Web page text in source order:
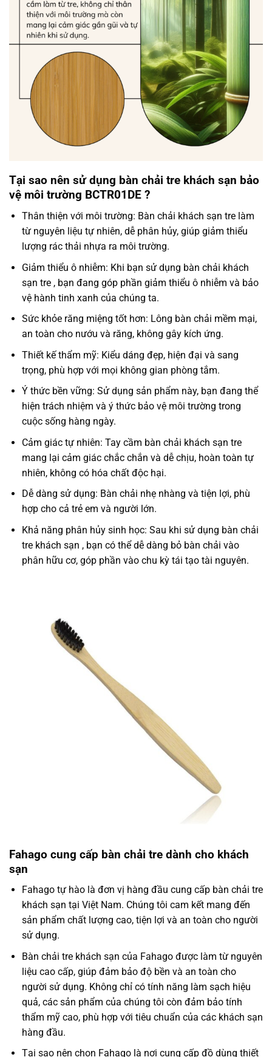
Tại sao nên sử dụng bàn chải tre khách sạn bảo
vệ môi trường BCTR01DE ?
Thân thiện với môi trường: Bàn chải khách sạn tre làm
từ nguyên liệu tự nhiên, dễ phân hủy, giúp giảm thiểu
lượng rác thải nhựa ra môi trường.
Giảm thiểu ô nhiễm: Khi bạn sử dụng bàn chải khách
sạn tre , bạn đang góp phần giảm thiểu ô nhiễm và bảo
vệ hành tinh xanh của chúng ta.
Sức khỏe răng miệng tốt hơn: Lông bàn chải mềm mại,
an toàn cho nướu và răng, không gây kích ứng.
Thiết kế thẩm mỹ: Kiểu dáng đẹp, hiện đại và sang
trọng, phù hợp với mọi không gian phòng tắm.
Ý thức bền vững: Sử dụng sản phẩm này, bạn đang thể
hiện trách nhiệm và ý thức bảo vệ môi trường trong
cuộc sống hàng ngày.
Cảm giác tự nhiên: Tay cầm bàn chải khách sạn tre
mang lại cảm giác chắc chắn và dễ chịu, hoàn toàn tự
nhiên, không có hóa chất độc hại.
Dễ dàng sử dụng: Bàn chải nhẹ nhàng và tiện lợi, phù
hợp cho cả trẻ em và người lớn.
Khả năng phân hủy sinh học: Sau khi sử dụng bàn chải
tre khách sạn , bạn có thể dễ dàng bỏ bàn chải vào
phân hữu cơ, góp phần vào chu kỳ tái tạo tài nguyên.
Fahago cung cấp bàn chải tre dành cho khách
sạn
Fahago tự hào là đơn vị hàng đầu cung cấp bàn chải tre
khách sạn tại Việt Nam. Chúng tôi cam kết mang đến
sản phẩm chất lượng cao, tiện lợi và an toàn cho người
sử dụng.
Bàn chải tre khách sạn của Fahago được làm từ nguyên
liệu cao cấp, giúp đảm bảo độ bền và an toàn cho
người sử dụng. Không chỉ có tính năng làm sạch hiệu
quả, các sản phẩm của chúng tôi còn đảm bảo tính
thẩm mỹ cao, phù hợp với tiêu chuẩn của các khách sạn
hàng đầu.
Tại sao nên chọn Fahago là nơi cung cấp đồ dùng thiết